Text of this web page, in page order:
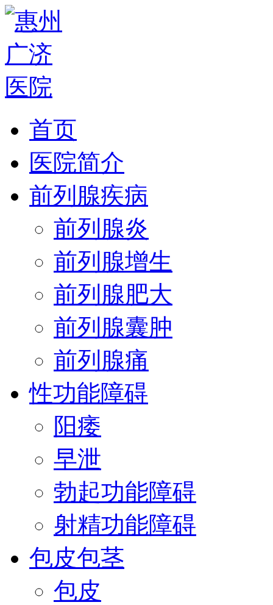
首页
医院简介
前列腺疾病
前列腺炎
前列腺增生
前列腺肥大
前列腺囊肿
前列腺痛
性功能障碍
阳痿
早泄
勃起功能障碍
射精功能障碍
包皮包茎
包皮